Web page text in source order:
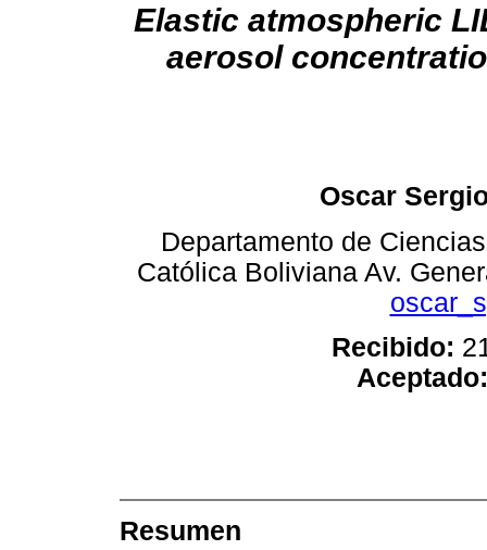
Elastic atmospheric
aerosol
Oscar
Departamento de
Católica Boliviana Av.
Recibido:
Aceptado:
Resumen